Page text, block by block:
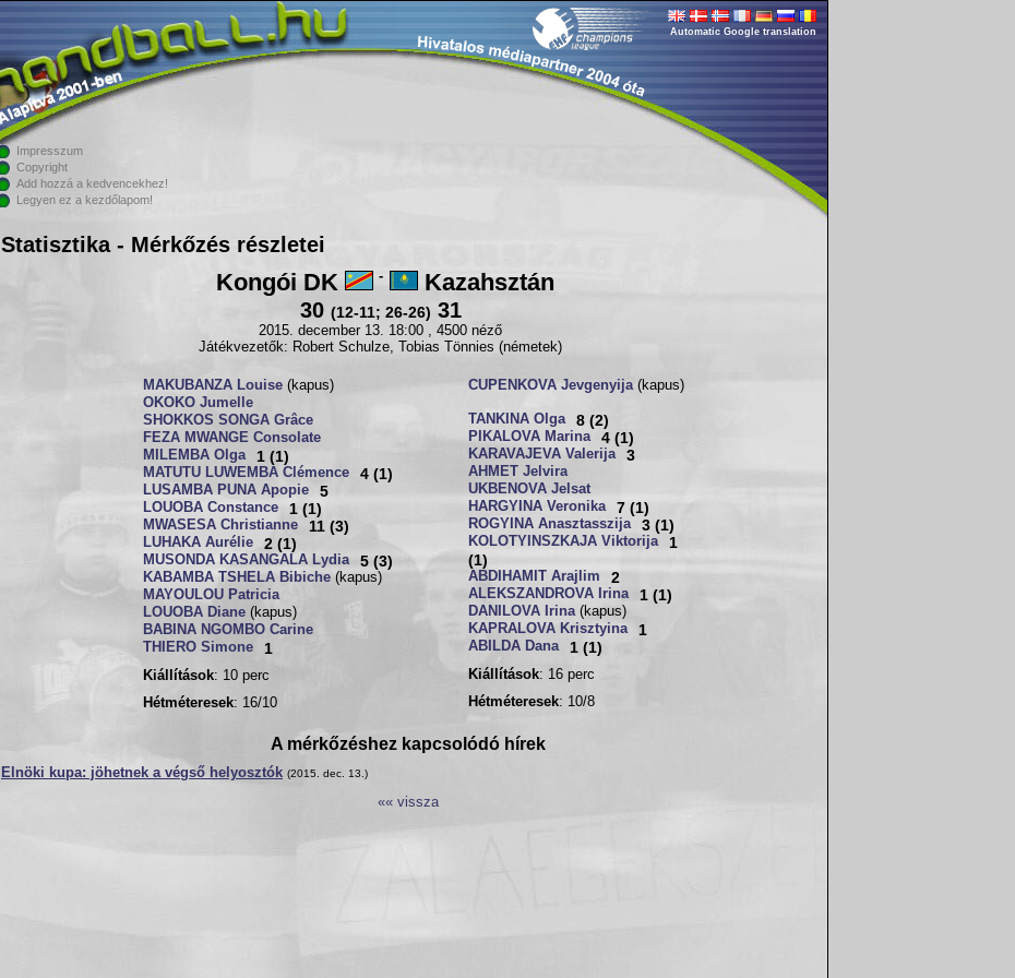
Automatic Google translation
Impresszum
Copyright
Add hozzá a kedvencekhez!
Legyen ez a kezdőlapom!
Statisztika - Mérkőzés részletei
Kongói DK - Kazahsztán
30 (12-11; 26-26) 31
2015. december 13. 18:00 , 4500 néző
Játékvezetők: Robert Schulze, Tobias Tönnies (németek)
MAKUBANZA Louise (kapus)
OKOKO Jumelle
SHOKKOS SONGA Grâce
FEZA MWANGE Consolate
MILEMBA Olga
1 (1)
MATUTU LUWEMBA Clémence 4 (1)
LUSAMBA PUNA Apopie 5
LOUOBA Constance 1 (1)
MWASESA Christianne 11 (3)
LUHAKA Aurélie 2 (1)
MUSONDA KASANGALA Lydia 5 (3)
KABAMBA TSHELA Bibiche (kapus)
MAYOULOU Patricia
LOUOBA Diane (kapus)
BABINA NGOMBO Carine
THIERO Simone
1
Kiállítások: 10 perc
Hétméteresek: 16/10
CUPENKOVA Jevgenyija(kapus)
TANKINA Olga 8 (2)
PIKALOVA Marina 4 (1)
KARAVAJEVA Valerija 3
AHMET Jelvira
UKBENOVA Jelsat
HARGYINA Veronika
7 (1)
ROGYINA Anasztasszija 3 (1)
KOLOTYINSZKAJA Viktorija
1
(1)
ABDIHAMIT Arajlim 2
ALEKSZANDROVA Irina 1 (1)
DANILOVA Irina(kapus)
KAPRALOVA Krisztyina
1
ABILDA Dana 1 (1)
Kiállítások: 16 perc
Hétméteresek: 10/8
A mérkőzéshez kapcsolódó hírek
Elnöki kupa: jöhetnek a végső helyosztók (2015. dec. 13.)
«« vissza